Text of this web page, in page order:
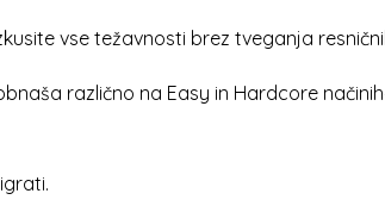
vse težavnosti brez tveganja
različno na Easy in Hardcore